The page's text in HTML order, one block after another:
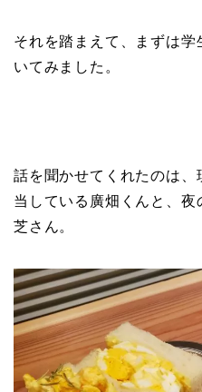
それを踏まえて、まずは学
いてみました。
話を聞かせてくれたのは、
当している廣畑くんと、夜
芝さん。